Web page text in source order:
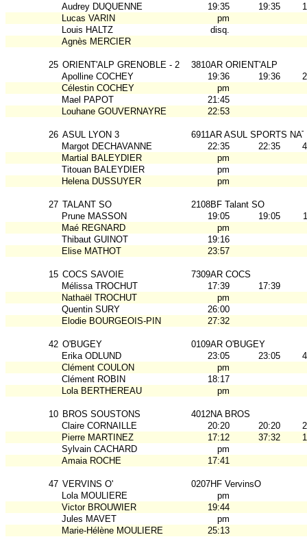
Audrey DUQUENNE
19:35 19:35
Lucas VARIN
pm
Louis HALTZ
disq.
Agnès MERCIER
25 ORIENT'ALP GRENOBLE - 2
3810AR ORIENT'ALP
Apolline COCHEY
19:36 19:36
Célestin COCHEY
pm
Mael PAPOT
21:45
Louhane GOUVERNAYRE
22:53
26 ASUL LYON 3
6911AR ASUL SPORTS NAT
Margot DECHAVANNE
22:35 22:35
Martial BALEYDIER
pm
Titouan BALEYDIER
pm
Helena DUSSUYER
pm
27 TALANT SO
2108BF Talant SO
Prune MASSON
19:05 19:05
Maé REGNARD
pm
Thibaut GUINOT
19:16
Elise MATHOT
23:57
15 COCS SAVOIE
7309AR COCS
Mélissa TROCHUT
17:39
17:39
Nathaël TROCHUT
pm
Quentin SURY
26:00
Elodie BOURGEOIS-PIN
27:32
42 O'BUGEY
0109AR O'BUGEY
Erika ODLUND
23:05 23:05
Clément COULON
pm
Clément ROBIN
18:17
Lola BERTHEREAU
pm
10 BROS SOUSTONS
4012NA BROS
Claire CORNAILLE
20:20 20:20
Pierre MARTINEZ
17:12 37:32
Sylvain CACHARD
pm
Amaia ROCHE
17:41
47 VERVINS O'
0207HF VervinsO
Lola MOULIERE
pm
Victor BROUWIER
19:44
Jules MAVET
pm
Marie-Hélène MOULIERE
25:13